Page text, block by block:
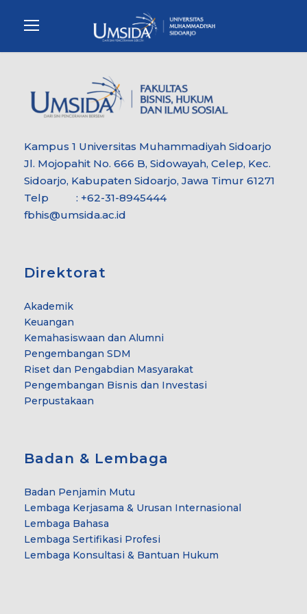
Kampus 1 Universitas Muhammadiyah Sidoarjo
Jl. Mojopahit No. 666 B, Sidowayah, Celep, Kec.
Sidoarjo, Kabupaten Sidoarjo, Jawa Timur 61271
Telp : +62-31-8945444
fbhis@umsida.ac.id
Direktorat
Akademik
Keuangan
Kemahasiswaan dan Alumni
Pengembangan SDM
Riset dan Pengabdian Masyarakat
Pengembangan Bisnis dan Investasi
Perpustakaan
Badan & Lembaga
Badan Penjamin Mutu
Lembaga Kerjasama & Urusan Internasional
Lembaga Bahasa
Lembaga Sertifikasi Profesi
Lembaga Konsultasi & Bantuan Hukum